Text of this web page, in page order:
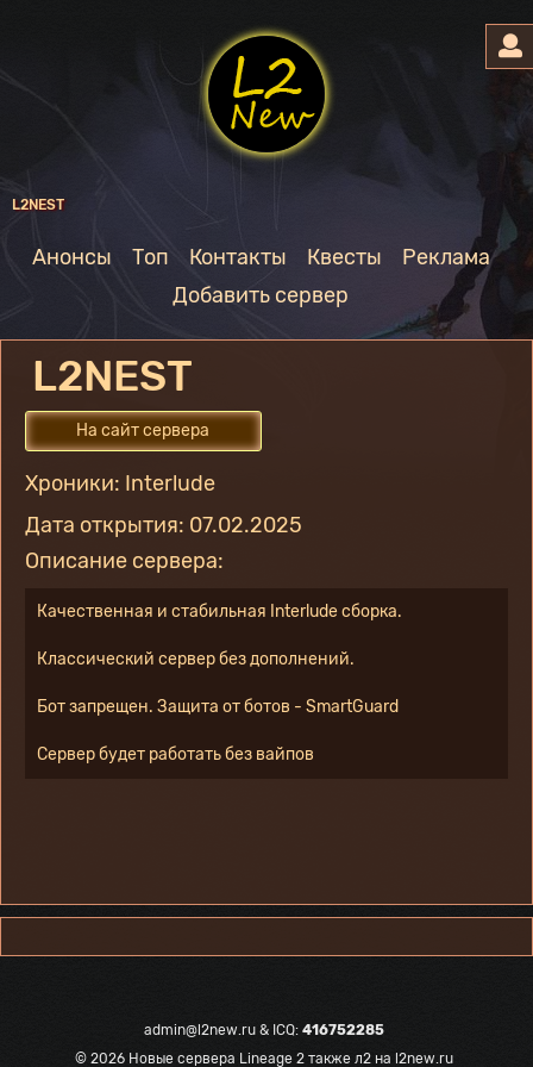
L2NEST
Анонсы Топ Контакты Квесты
Реклама
Добавить сервер
L2NEST
На сайт сервера
Хроники: Interlude
Дата открытия: 07.02.2025
Описание сервера:
Качественная и стабильная Interlude сборка.
Классический сервер без дополнений.
Бот запрещен. Защита от ботов - SmartGuard
Сервер будет работать без вайпов
admin@l2new.ru& ICQ: 416752285
© 2026 Новые сервера Lineage 2 также л2 на l2new.ru